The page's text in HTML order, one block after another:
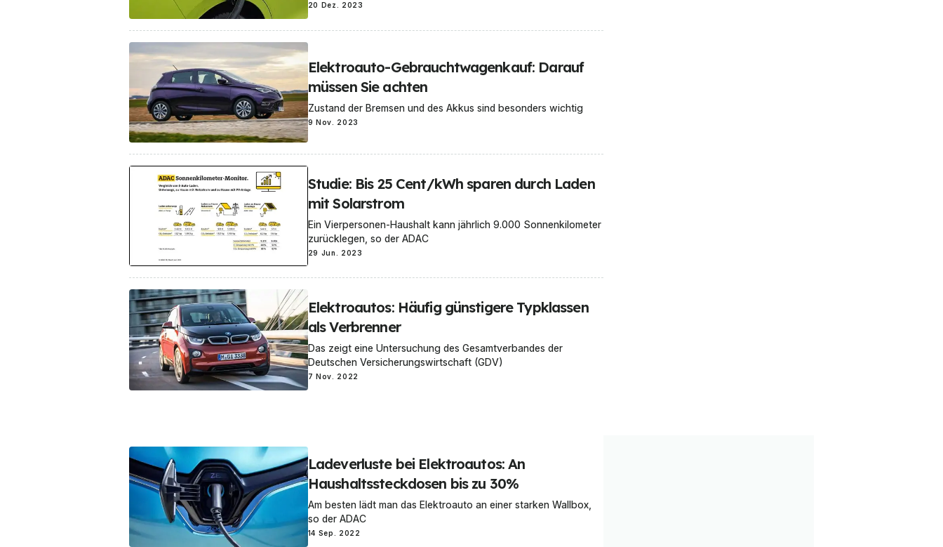
20 Dez. 2023
Elektroauto-Gebrauchtwagenkauf: Darauf
müssen Sie achten
Zustand der Bremsen und des Akkus sind besonders wichtig
9 Nov. 2023
Studie: Bis 25 Cent/kWh sparen durch Laden
mit Solarstrom
Ein Vierpersonen-Haushalt kann jährlich 9.000 Sonnenkilometer
zurücklegen, so der ADAC
29 Jun. 2023
Elektroautos: Häufig günstigere Typklassen
als Verbrenner
Das zeigt eine Untersuchung des Gesamtverbandes der
Deutschen Versicherungswirtschaft (GDV)
7 Nov. 2022
Ladeverluste bei Elektroautos: An
Haushaltssteckdosen bis zu 30%
Am besten lädt man das Elektroauto an einer starken Wallbox,
so der ADAC
14 Sep. 2022